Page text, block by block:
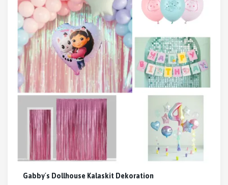
Gabby´s Dollhouse Kalaskit Dekoration